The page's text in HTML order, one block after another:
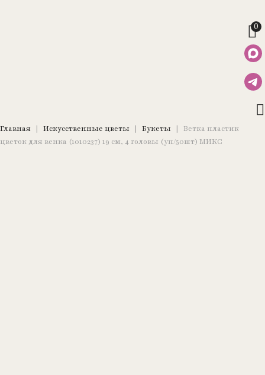
0
Главная | Искусственные цветы | Букеты |
Ветка пластик
цветок для венка (1010237) 19 см, 4 головы (уп/50шт) МИКС